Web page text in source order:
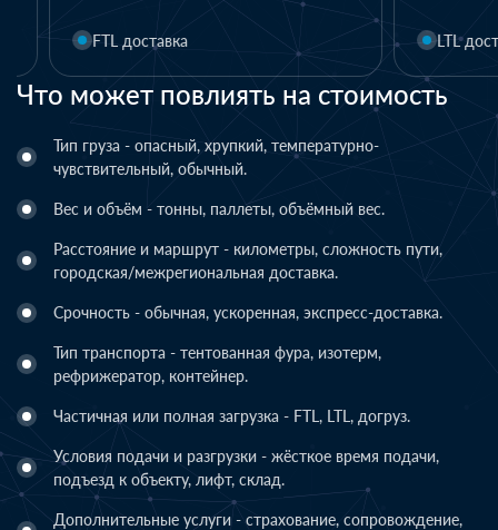
Что может повлиять на стоимость
Тип груза - опасный, хрупкий, температурно-
чувствительный, обычный.
Вес и объём - тонны, паллеты, объёмный вес.
Расстояние и маршрут - километры, сложность пути,
городская/межрегиональная доставка.
Срочность - обычная, ускоренная, экспресс-доставка.
Тип транспорта - тентованная фура, изотерм,
рефрижератор, контейнер.
Частичная или полная загрузка - FTL, LTL, догруз.
Условия подачи и разгрузки - жёсткое время подачи,
подъезд к объекту, лифт, склад.
Дополнительные услуги - страхование, сопровождение,
FTL доставка LTL